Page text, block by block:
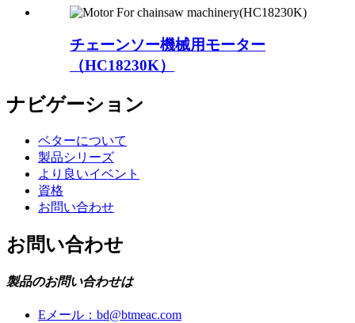
チェーンソー機械用モーター
（HC18230K）
ナビゲーション
ベターについて
製品シリーズ
より良いイベント
資格
お問い合わせ
お問い合わせ
製品のお問い合わせは
Eメール： bd@btmeac.com